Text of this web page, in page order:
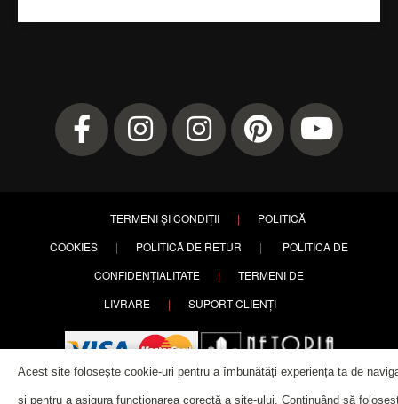
TERMENI ȘI CONDIȚII |
POLITICĂ
COOKIES
| POLITICĂ DE RETUR |
POLITICA DE
CONFIDENȚIALITATE
|
TERMENI DE
LIVRARE
| SUPORT CLIENȚI
Acest site folosește cookie-uri pentru a îmbunătăți experiența ta de
și pentru a asigura funcționarea corectă a site-ului. Continuând să